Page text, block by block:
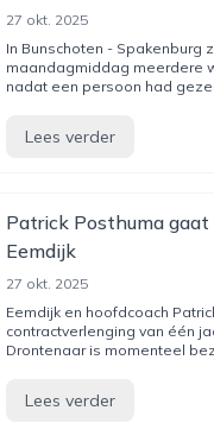
27 okt. 2025
In Bunschoten - Spakenburg
maandagmiddag meerdere
nadat een persoon had
Lees verder
Patrick Posthuma gaat
Eemdijk
27 okt. 2025
Eemdijk en hoofdcoach
contractverlenging van één
Drontenaar is momenteel
Lees verder